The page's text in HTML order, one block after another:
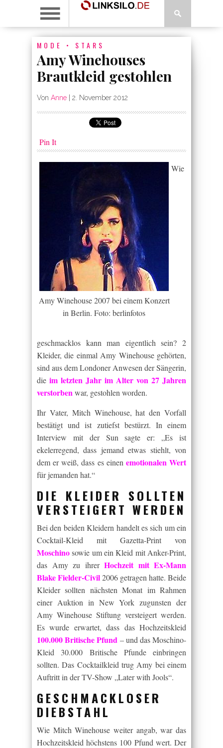
MODE • STARS
Amy Winehouses
Brautkleid gestohlen
Von Anne 2. November 2012
Pin It
Amy Winehouse 2007 bei einem Konzert
in Berlin. Foto: berlinfotos
Wie
geschmacklos kann man eigentlich sein? 2
Kleider, die einmal Amy Winehouse gehörten,
sind aus dem Londoner Anwesen der Sängerin,
die im letzten Jahr im Alter von 27 Jahren
verstorbenwar, gestohlen worden.
Ihr Vater, Mitch Winehouse, hat den Vorfall
bestätigt und ist zutiefst bestürzt. In einem
Interview mit der Sun sagte er: „Es ist
ekelerregend, dass jemand etwas stiehlt, von
dem er weiß, dass es einenemotionalen Wert
für jemanden hat.“
DIE KLEIDER SOLLTEN
VERSTEIGERT WERDEN
Bei den beiden Kleidern handelt es sich um ein
Cocktail-Kleid mit Gazetta-Print von
Moschinosowie um ein Kleid mit Anker-Print,
das Amy zu ihrer Hochzeit mit Ex-Mann
Blake Fielder-Civil2006 getragen hatte. Beide
Kleider sollten nächsten Monat im Rahmen
einer Auktion in New York zugunsten der
Amy Winehouse Stiftung versteigert werden.
Es wurde erwartet, dass das Hochzeitskleid
100.000 Britische Pfund – und das Moschino-
Kleid 30.000 Britische Pfunde einbringen
sollten. Das Cocktailkleid trug Amy bei einem
Auftritt in der TV-Show „Later with Jools“.
GESCHMACKLOSER
DIEBSTAHL
Wie Mitch Winehouse weiter angab, war das
Hochzeitskleid höchstens 100 Pfund wert. Der